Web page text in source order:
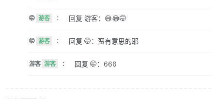
🤭 游客 ： 回复 游客：😅😂🤭
🤭 游客 ： 回复 🤭：蛮有意思的耶
游客 游客 ： 回复 🤭：666